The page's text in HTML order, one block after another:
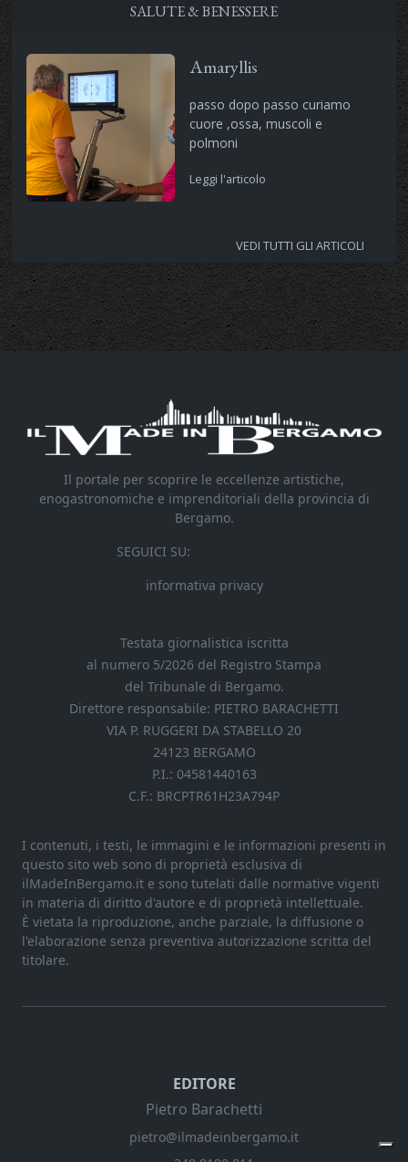
SALUTE & BENESSERE
Amaryllis
passo dopo passo curiamo
cuore ,ossa, muscoli e
polmoni
Leggi l'articolo
VEDI TUTTI GLI ARTICOLI
Il portale per scoprire le eccellenze artistiche,
enogastronomiche e imprenditoriali della provincia di
Bergamo.
SEGUICI SU:
informativa privacy
Testata giornalistica iscritta
al numero 5/2026 del Registro Stampa
del Tribunale di Bergamo.
Direttore responsabile: PIETRO BARACHETTI
VIA P. RUGGERI DA STABELLO 20
24123 BERGAMO
P.I.: 04581440163
C.F.: BRCPTR61H23A794P
I contenuti, i testi, le immagini e le informazioni presenti in
questo sito web sono di proprietà esclusiva di
ilMadeInBergamo.it e sono tutelati dalle normative vigenti
in materia di diritto d'autore e di proprietà intellettuale.
È vietata la riproduzione, anche parziale, la diffusione o
l'elaborazione senza preventiva autorizzazione scritta del
titolare.
EDITORE
Pietro Barachetti
pietro@ilmadeinbergamo.it